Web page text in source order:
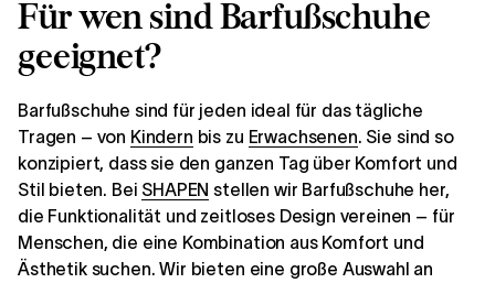
Für wen sind Barfußschuhe
geeignet?
Barfußschuhe sind für jeden ideal für das tägliche
Tragen – von Kindern bis zu Erwachsenen. Sie sind so
konzipiert, dass sie den ganzen Tag über Komfort und
Stil bieten. Bei SHAPEN stellen wir Barfußschuhe her,
die Funktionalität und zeitloses Design vereinen – für
Menschen, die eine Kombination aus Komfort und
Ästhetik suchen. Wir bieten eine große Auswahl an